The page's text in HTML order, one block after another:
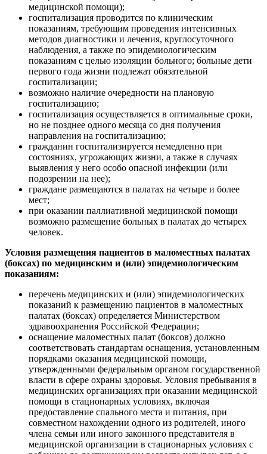
медицинской помощи);
госпитализация проводится по клиническим
показаниям, требующим проведения интенсивных
методов диагностики и лечения, круглосуточного
наблюдения, а также по эпидемиологическим
показаниям с целью изоляции больного; больные дети
первого года жизни подлежат обязательной
госпитализации;
возможно наличие очередности на плановую
госпитализацию;
госпитализация осуществляется в оптимальные сроки,
но не позднее одного месяца со дня получения
направления на госпитализацию;
гражданин госпитализируется немедленно при
состояниях, угрожающих жизни, а также в случаях
выявления у него особо опасной инфекции (или
подозрении на нее);
граждане размещаются в палатах на четыре и более
мест;
при оказании паллиативной медицинской помощи
возможно размещение больных в палатах до четырех
человек.
Условия размещения пациентов в маломестных палатах
(боксах) по медицинским и (или) эпидемиологическим
показаниям:
перечень медицинских и (или) эпидемиологических
показаний к размещению пациентов в маломестных
палатах (боксах) определяется Министерством
здравоохранения Российской Федерации;
оснащение маломестных палат (боксов) должно
соответствовать стандартам оснащения, установленным
порядками оказания медицинской помощи,
утвержденными федеральным органом государственной
власти в сфере охраны здоровья. Условия пребывания в
медицинских организациях при оказании медицинской
помощи в стационарных условиях, включая
предоставление спального места и питания, при
совместном нахождении одного из родителей, иного
члена семьи или иного законного представителя в
медицинской организации в стационарных условиях с